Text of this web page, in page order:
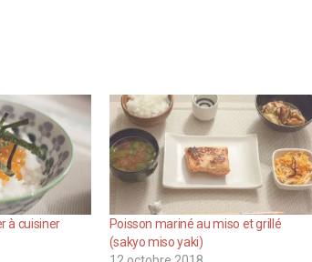
à cuisiner
Poisson mariné au miso et grillé
(sakyo miso yaki)